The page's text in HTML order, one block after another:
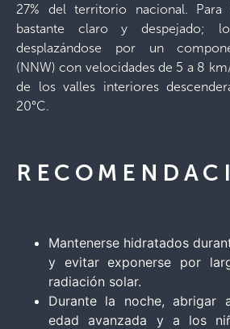
27% del territorio nacional.
bastante claro y despejado;
desplazándose por un
(NNW) con velocidades de 5 a 8
de los valles interiores
20°C.
Mantenerse hidratados
y evitar exponerse por
radiación solar.
Durante la noche, abrigar
edad avanzada y a los